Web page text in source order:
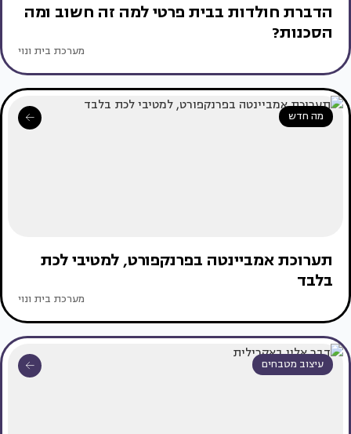
הדברת חולדות בבית פרטי למה זה חשוב ומה
הסכנות?
מערכת בית ונוי
מה חדש
תערוכת אמביינטה בפרנקפורט, למטיבי לכת
בלבד
מערכת בית ונוי
עיצוב מטבחים